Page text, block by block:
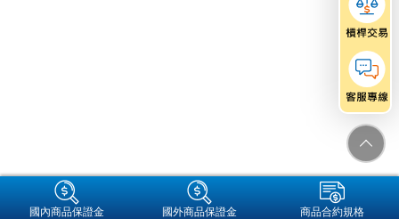
+集團成員
國內商品保證金 國外商品保證金 商品合約規格